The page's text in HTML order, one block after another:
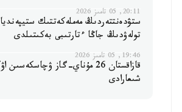
20:11, 05 تامىز 2026
ستۋدەنتتەردىڭ مەملەكەتتىك
تولەۋدىڭ جاڭا ءتارتىبى بەكىتىلدى
19:46, 05 تامىز 2026
قازاقستان 26 مۇناي-گاز ۋچاسكەسىن
شىعارادى